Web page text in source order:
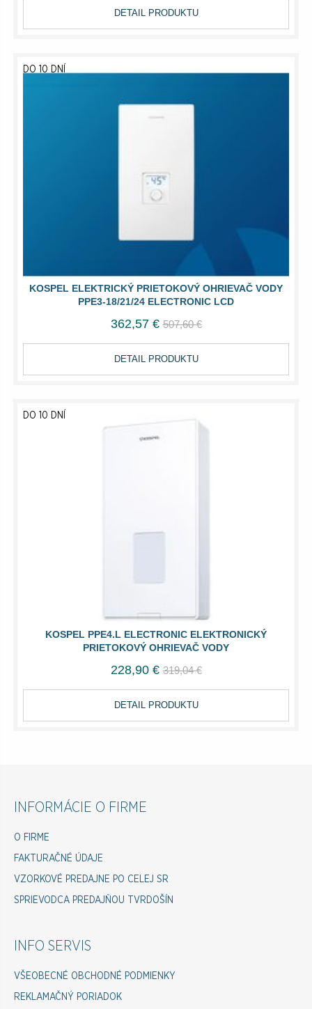
DETAIL PRODUKTU
KOSPEL ELEKTRICKÝ PRIETOKOVÝ OHRIEVAČ VODY
PPE3-18/21/24 ELECTRONIC LCD
DO 10 DNÍ
362,57 € 507,60 €
DETAIL PRODUKTU
KOSPEL PPE4.L ELECTRONIC ELEKTRONICKÝ
PRIETOKOVÝ OHRIEVAČ VODY
DO 10 DNÍ
228,90 € 319,04 €
DETAIL PRODUKTU
INFORMÁCIE O FIRME
O FIRME
FAKTURAČNÉ ÚDAJE
VZORKOVÉ PREDAJNE PO CELEJ SR
SPRIEVODCA PREDAJŇOU TVRDOŠÍN
INFO SERVIS
VŠEOBECNÉ OBCHODNÉ PODMIENKY
REKLAMAČNÝ PORIADOK